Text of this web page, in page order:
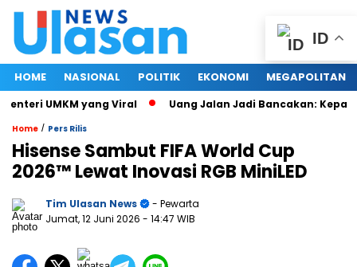
HOME NASIONAL POLITIK EKONOMI MEGAPOLITAN
UMKM yang Viral Uang Jalan Jadi Bancakan: Kepala
Home / Pers Rilis
Hisense Sambut FIFA World Cup
2026™ Lewat Inovasi RGB MiniLED
Tim Ulasan News
- Pewarta
Jumat, 12 Juni 2026 - 14:47 WIB
ID